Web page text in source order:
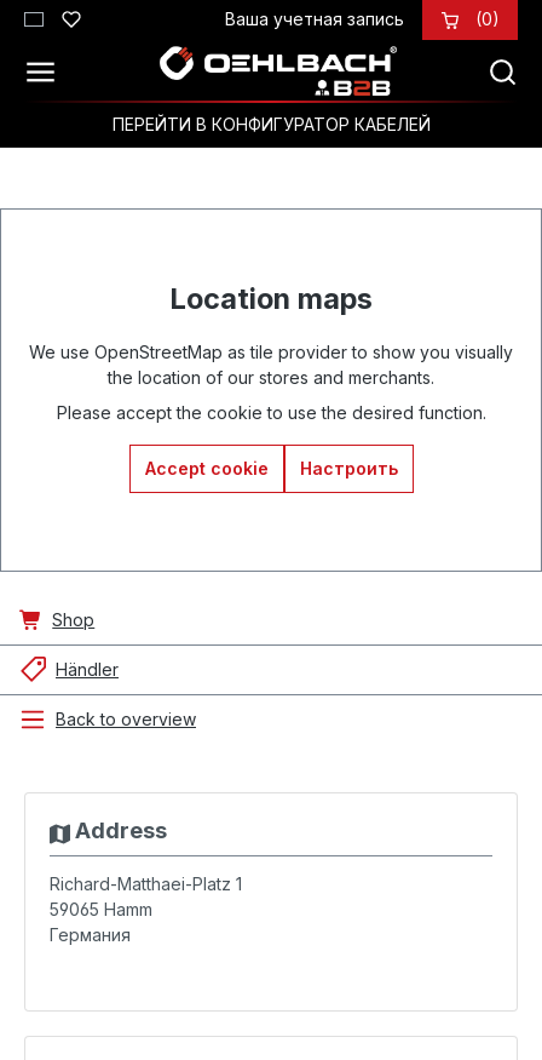
Перейти к основному содержанию
Ваша учетная запись (0)
ПЕРЕЙТИ В КОНФИГУРАТОР КАБЕЛЕЙ
Location maps
We use OpenStreetMap as tile provider to show you visually
the location of our stores and merchants.
Please accept the cookie to use the desired function.
Accept cookie Настроить
Shop
Händler
Back to overview
Address
Richard-Matthaei-Platz 1
59065 Hamm
Германия